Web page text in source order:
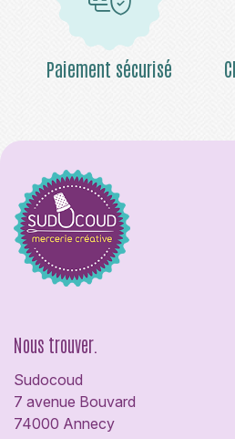
Paiement sécurisé
Nous trouver.
Sudocoud
7 avenue Bouvard
74000 Annecy